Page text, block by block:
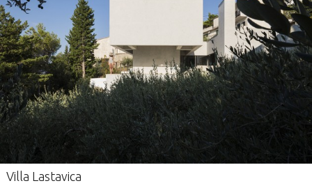
Villa Lastavica